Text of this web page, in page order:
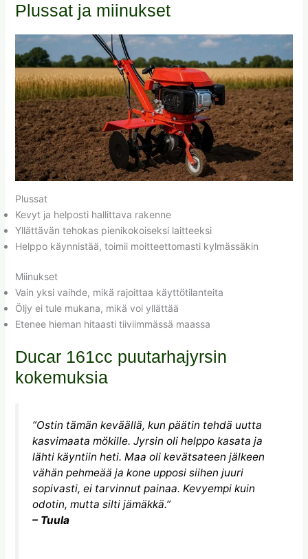
Plussat ja miinukset
Plussat
Kevyt ja helposti hallittava rakenne
Yllättävän tehokas pienikokoiseksi laitteeksi
Helppo käynnistää, toimii moitteettomasti kylmässäkin
Miinukset
Vain yksi vaihde, mikä rajoittaa käyttötilanteita
Öljy ei tule mukana, mikä voi yllättää
Etenee hieman hitaasti tiiviimmässä maassa
Ducar 161cc puutarhajyrsin
kokemuksia
”Ostin tämän keväällä, kun päätin tehdä uutta
kasvimaata mökille. Jyrsin oli helppo kasata ja
lähti käyntiin heti. Maa oli kevätsateen jälkeen
vähän pehmeää ja kone upposi siihen juuri
sopivasti, ei tarvinnut painaa. Kevyempi kuin
odotin, mutta silti jämäkkä.”
– Tuula